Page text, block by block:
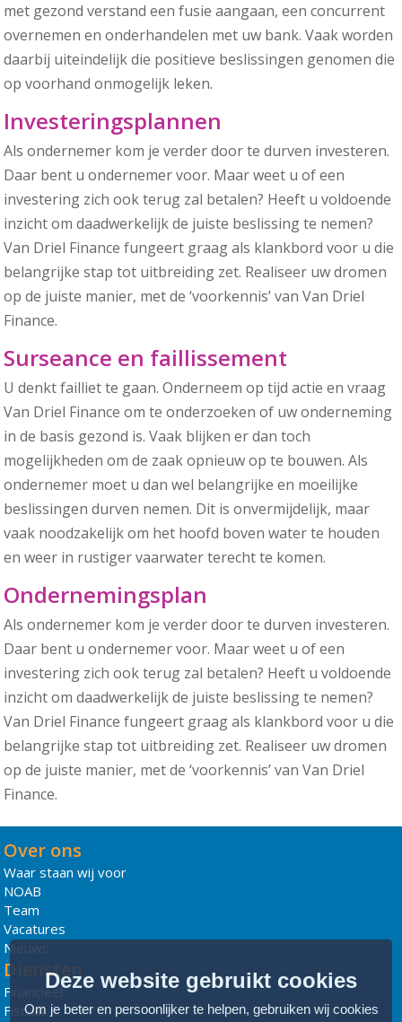
met gezond verstand een fusie aangaan, een concurrent
overnemen en onderhandelen met uw bank. Vaak worden
daarbij uiteindelijk die positieve beslissingen genomen die
op voorhand onmogelijk leken.
Investeringsplannen
Als ondernemer kom je verder door te durven investeren.
Daar bent u ondernemer voor. Maar weet u of een
investering zich ook terug zal betalen? Heeft u voldoende
inzicht om daadwerkelijk de juiste beslissing te nemen?
Van Driel Finance fungeert graag als klankbord voor u die
belangrijke stap tot uitbreiding zet. Realiseer uw dromen
op de juiste manier, met de ‘voorkennis’ van Van Driel
Finance.
Surseance en faillissement
U denkt failliet te gaan. Onderneem op tijd actie en vraag
Van Driel Finance om te onderzoeken of uw onderneming
in de basis gezond is. Vaak blijken er dan toch
mogelijkheden om de zaak opnieuw op te bouwen. Als
ondernemer moet u dan wel belangrijke en moeilijke
beslissingen durven nemen. Dit is onvermijdelijk, maar
vaak noodzakelijk om het hoofd boven water te houden
en weer in rustiger vaarwater terecht te komen.
Ondernemingsplan
Als ondernemer kom je verder door te durven investeren.
Daar bent u ondernemer voor. Maar weet u of een
investering zich ook terug zal betalen? Heeft u voldoende
inzicht om daadwerkelijk de juiste beslissing te nemen?
Van Driel Finance fungeert graag als klankbord voor u die
belangrijke stap tot uitbreiding zet. Realiseer uw dromen
op de juiste manier, met de ‘voorkennis’ van Van Driel
Finance.
Over ons
Waar staan wij voor
NOAB
Team
Vacatures
Nieuws
Diensten
Financieel
Fiscaal
Deze website gebruikt cookies
Om je beter en persoonlijker te helpen, gebruiken wij cookies